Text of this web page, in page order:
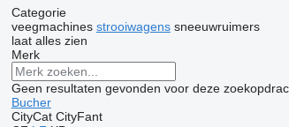
Categorie
veegmachines strooiwagens sneeuwruimers
laat alles zien
Merk
Geen resultaten gevonden voor deze
Bucher
CityCat CityFant